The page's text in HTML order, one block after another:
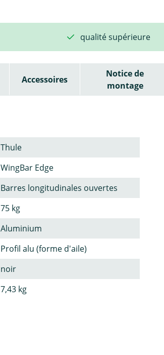
qualité supérieure
Accessoires
Notice de
montage
Thule
WingBar Edge
Barres longitudinales ouvertes
75 kg
Aluminium
Profil alu (forme d'aile)
noir
7,43 kg